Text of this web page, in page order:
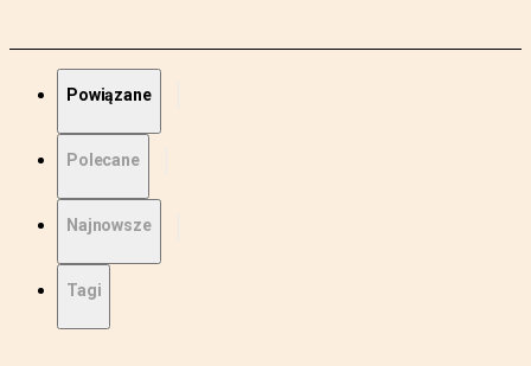
Powiązane
Polecane
Najnowsze
Tagi